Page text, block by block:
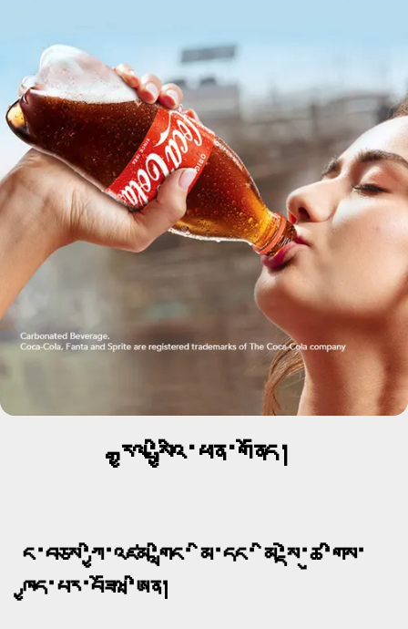
རྒྱལ་སྤྱིའི་ཕན་གནོད།
ང་བཅས་ཀྱི་འཛམ་གླིང་ མི་དང་ མི་སྡེ་ཚུ་གིས་
ཁྱད་པར་བཟོཝ་ཨིན།